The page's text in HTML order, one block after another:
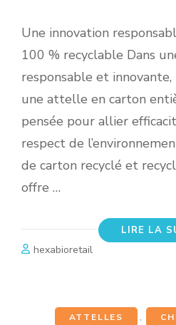
Une innovation
100 % recyclable Dans
responsable et innovante,
une attelle en carton
pensée pour allier
respect de
de carton recyclé et
offre …
LIRE LA
hexabioretail
ATTELLES ,